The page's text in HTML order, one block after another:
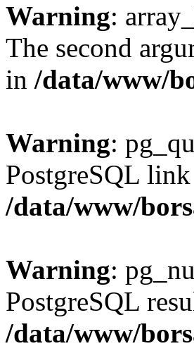
Warning:
The second
in /data/www/
Warning:
PostgreSQL
/data/www/
Warning:
PostgreSQL
/data/www/